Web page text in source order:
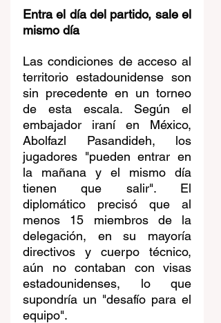
Entra el día del partido, sale el
mismo día
Las condiciones de acceso al
territorio estadounidense son
sin precedente en un torneo
de esta escala. Según el
embajador iraní en México,
Abolfazl Pasandideh, los
jugadores "pueden entrar en
la mañana y el mismo día
tienen que salir". El
diplomático precisó que al
menos 15 miembros de la
delegación, en su mayoría
directivos y cuerpo técnico,
aún no contaban con visas
estadounidenses, lo que
supondría un "desafío para el
equipo".